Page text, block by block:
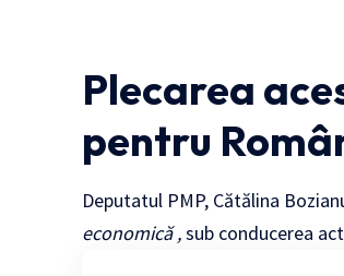
Plecarea
pentru
Deputatul PMP, Cătălina
economică ,sub conducerea